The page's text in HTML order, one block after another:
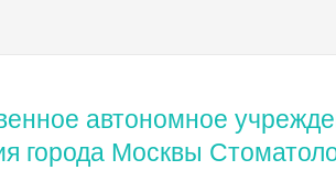
автономное
города Москвы